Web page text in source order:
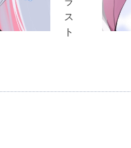
ス
ト